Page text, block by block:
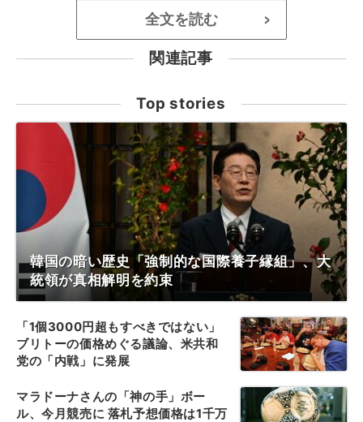
全文を読む >
関連記事
Top stories
韓国の暗い歴史「強制的な国際養子縁組」、大
統領が真相解明を約束
「1個3000円超もすべきではない」
ブリトーの価格めぐる議論、米共和
党の「内戦」に発展
マラドーナさんの「神の手」ボー
ル、今月競売に 落札予想価格は1千万